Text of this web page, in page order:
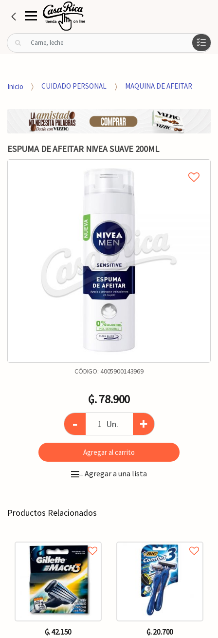
B
u
rInicio CUIDADO PERSONAL MAQUINA DE AFEITAR
ESPUMA DE AFEITAR NIVEA SUAVE 200ML
CÓDIGO: 4005900143969
₲. 78.900
- Un. +
Agregar al carrito
+Agregar a una lista
Productos Relacionados
₲. 42.150 ₲. 20.700